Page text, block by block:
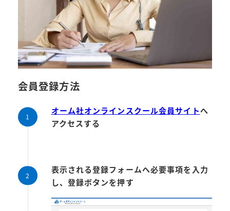
会員登録方法
オーム社オンラインスクール会員サイトへ
アクセスする
表示される登録フォームへ必要事項を入力
し、登録ボタンを押す